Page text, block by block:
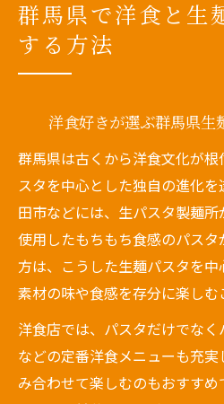
間
生麺のモチモチ感を
力
魅力
マツコで話題の高崎
わう方法
生パスタ製麺所が支
優勝店から学ぶ洋食
話題店で体感する生
ント
群馬県で洋食と生
する方法
洋食好きが選ぶ群馬県生
群馬県は古くから洋食文化が
スタを中心とした独自の進化
田市などには、生パスタ製麺
使用したもちもち食感のパス
方は、こうした生麺パスタを中
素材の味や食感を存分に楽しむ
洋食店では、パスタだけでな
などの定番洋食メニューも充
み合わせて楽しむのもおすす